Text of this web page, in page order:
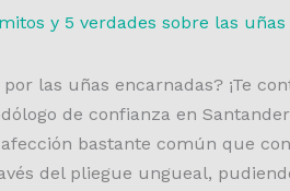
y 5 verdades sobre las
las uñas encarnadas? ¡Te
de confianza en
bastante común que
del pliegue ungueal,